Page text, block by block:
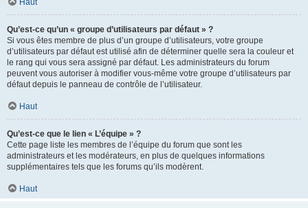
Haut
Qu’est-ce qu’un « groupe d’utilisateurs par défaut » ?
Si vous êtes membre de plus d’un groupe d’utilisateurs, votre groupe
d’utilisateurs par défaut est utilisé afin de déterminer quelle sera la couleur et
le rang qui vous sera assigné par défaut. Les administrateurs du forum
peuvent vous autoriser à modifier vous-même votre groupe d’utilisateurs par
défaut depuis le panneau de contrôle de l’utilisateur.
Haut
Qu’est-ce que le lien « L’équipe » ?
Cette page liste les membres de l’équipe du forum que sont les
administrateurs et les modérateurs, en plus de quelques informations
supplémentaires tels que les forums qu’ils modèrent.
Haut